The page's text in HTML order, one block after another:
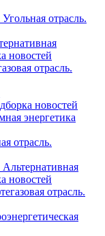
отрасль.
новостей
отрасль.
новостей
энергетика
отрасль.
новостей
отрасль.